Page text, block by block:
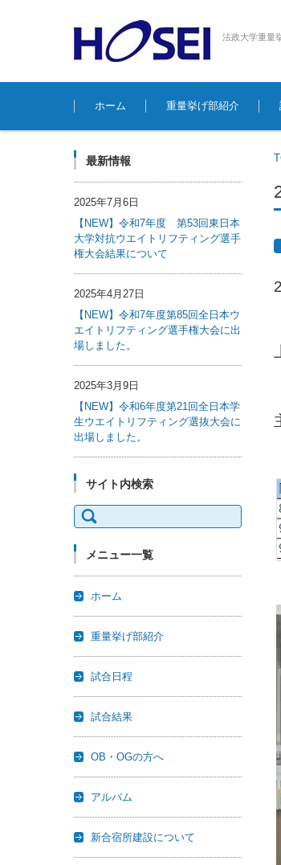
法政大学重量
コンテンツに移動
ホーム
重量挙げ部紹介
最新情報
2025年7月6日
【NEW】令和7年度 第53回東日本
大学対抗ウエイトリフティング選手
権大会結果について
2025年4月27日
【NEW】令和7年度第85回全日本ウ
エイトリフティング選手権大会に出
場しました。
2025年3月9日
【NEW】令和6年度第21回全日本学
生ウエイトリフティング選抜大会に
出場しました。
サイト内検索
検索:
メニュー一覧
ホーム
重量挙げ部紹介
試合日程
試合結果
OB・OGの方へ
アルバム
新合宿所建設について